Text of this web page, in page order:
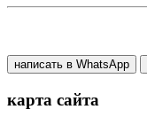
написать в WhatsApp
карта сайта